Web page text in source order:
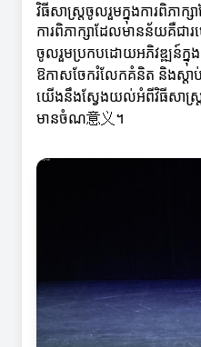
វិធីសាស្ត្រចូលរួមក្នុងការពិភាក្
ការពិភាក្សាដែលមានន័យគឺជ
ចូលរួមប្រកបដោយអភិវឌ្ឍន៍ក្
ឱកាសចែករំលែកគំនិត និងស្ដាប់
យើងនឹងស្វែងយល់អំពីវិធីសាស្ត្រ
មានចំណ意义។